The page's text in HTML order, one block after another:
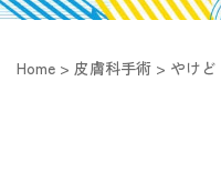
Home > 皮膚科手術 > やけど